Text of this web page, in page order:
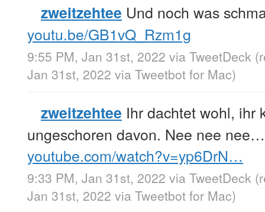
zweitzehtee Und noch was
youtu.be/GB1vQ_Rzm1g
9:55 PM, Jan 31st, 2022 via TweetDeck
Jan 31st, 2022 via Tweetbot for Mac)
zweitzehtee Ihr dachtet wohl, ihr
ungeschoren davon. Nee nee
youtube.com/watch?v=yp6DrN…
9:33 PM, Jan 31st, 2022 via TweetDeck
Jan 31st, 2022 via Tweetbot for Mac)